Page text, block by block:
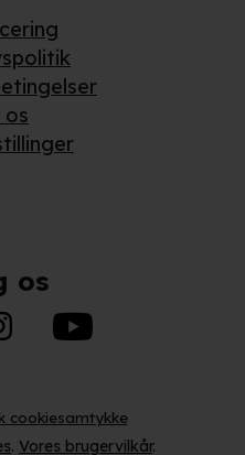
os
os
. Vores brugervilkår.